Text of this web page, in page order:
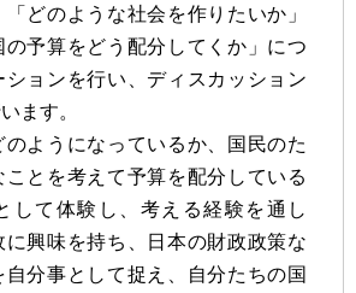
どのような社会を作りたいか」
予算をどう配分してくか」につ
ョンを行い、ディスカッション
ます。
ようになっているか、国民のた
とを考えて予算を配分している
して体験し、考える経験を通し
興味を持ち、日本の財政政策な
自分事として捉え、自分たちの国